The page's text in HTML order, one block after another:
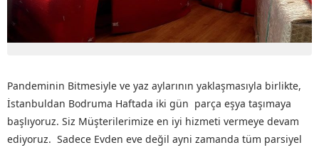
Pandeminin Bitmesiyle ve yaz aylarının yaklaşmasıyla birlikte,
İstanbuldan Bodruma Haftada iki gün parça eşya taşımaya
başlıyoruz. Siz Müşterilerimize en iyi hizmeti vermeye devam
ediyoruz. Sadece Evden eve değil ayni zamanda tüm parsiyel